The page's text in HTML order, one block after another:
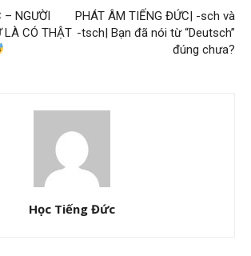
– NGƯỜI
LÀ CÓ THẬT
PHÁT ÂM TIẾNG ĐỨC| -sch và
-tsch| Bạn đã nói từ “Deutsch”
đúng chưa?
Học Tiếng Đức